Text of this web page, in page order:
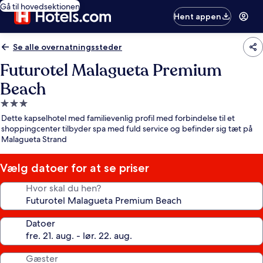
Gå til hovedsektionen
Hent appen
Se alle overnatningssteder
Futurotel Malagueta Premium
Beach
3.0-
stjernet
overnatningssted
Dette kapselhotel med familievenlig profil med forbindelse til et
shoppingcenter tilbyder spa med fuld service og befinder sig tæt på
Malagueta Strand
Vælg datoer for at se priser
Hvor skal du hen?
Datoer
Gæster